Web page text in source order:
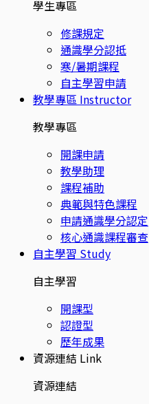
學生專區
修課規定
通識學分認抵
寒/暑期課程
自主學習申請
教學專區 Instructor
教學專區
開課申請
教學助理
課程補助
典範與特色課程
申請通識學分認定
核心通識課程審查
自主學習 Study
自主學習
開課型
認證型
歷年成果
資源連結 Link
資源連結